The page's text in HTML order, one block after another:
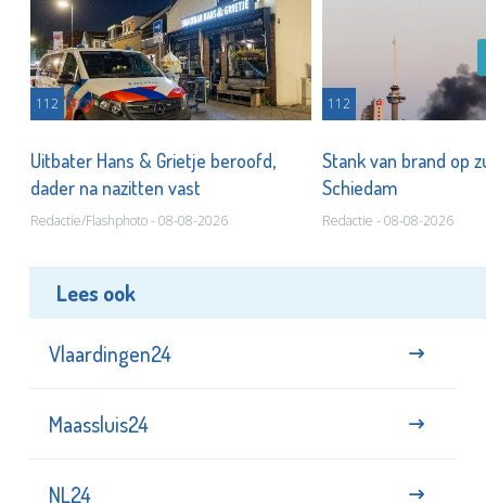
112
Uitbater Hans & Grietje beroofd,
dader na nazitten vast
Redactie/Flashphoto - 08-08-2026
112
Stank van brand op
Schiedam
Redactie - 08-08-2026
Lees ook
Vlaardingen24
Maassluis24
NL24